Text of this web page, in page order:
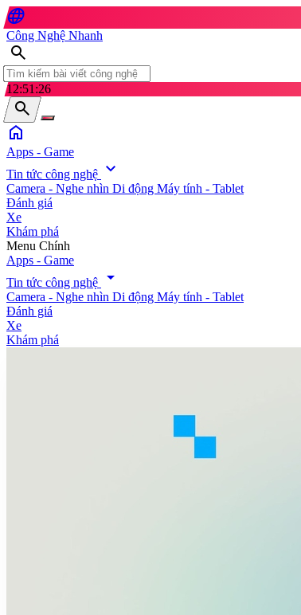
language
Công Nghệ Nhanh
search
12:51:28
search
home
Apps - Game
Tin tức công nghệ expand_more
Camera - Nghe nhìn Di động Máy tính - Tablet
Đánh giá
Xe
Khám phá
search
Menu Chính
Apps - Game
Tin tức công nghệ
arrow_drop_down
Camera - Nghe nhìn Di động Máy tính - Tablet
Đánh giá
Xe
Khám phá